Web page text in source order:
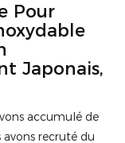
Pour
Japonais,
accumulé de
avons recruté du